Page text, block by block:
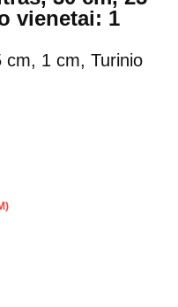
vienetai: 1
cm, 1 cm, Turinio